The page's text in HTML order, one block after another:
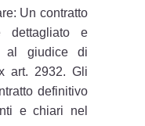
Un contratto
dettagliato e
al giudice di
art. 2932. Gli
definitivo
e chiari nel